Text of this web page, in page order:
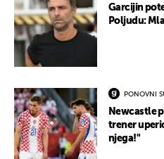
Garcijin
Poljudu:
PONOVNI
Newcastle
trener
njega!"